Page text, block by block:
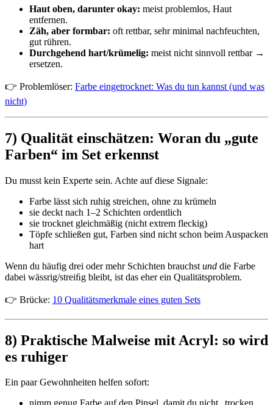
Haut oben, darunter okay: meist problemlos, Haut
entfernen.
Zäh, aber formbar: oft rettbar, sehr minimal nachfeuchten,
gut rühren.
Durchgehend hart/krümelig: meist nicht sinnvoll rettbar →
ersetzen.
👉 Problemlöser: Farbe eingetrocknet: Was du tun kannst (und was
nicht)
7) Qualität einschätzen: Woran du „gute
Farben“ im Set erkennst
Du musst kein Experte sein. Achte auf diese Signale:
Farbe lässt sich ruhig streichen, ohne zu krümeln
sie deckt nach 1–2 Schichten ordentlich
sie trocknet gleichmäßig (nicht extrem fleckig)
Töpfe schließen gut, Farben sind nicht schon beim Auspacken
hart
Wenn du häufig drei oder mehr Schichten brauchst und die Farbe
dabei wässrig/streiﬁg bleibt, ist das eher ein Qualitätsproblem.
👉 Brücke: 10 Qualitätsmerkmale eines guten Sets
8) Praktische Malweise mit Acryl: so wird
es ruhiger
Ein paar Gewohnheiten helfen sofort: